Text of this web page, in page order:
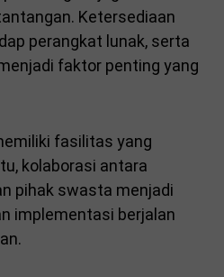
Ketersediaan
perangkat lunak, serta
faktor penting yang
fasilitas yang
kolaborasi antara
pihak swasta menjadi
implementasi berjalan